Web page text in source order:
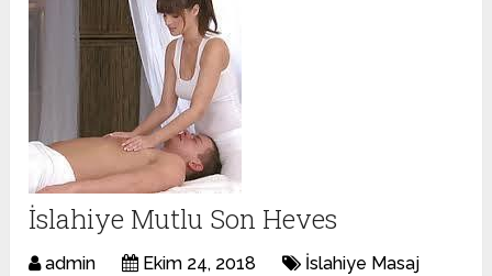
İslahiye Mutlu Son Heves
admin Ekim 24, 2018
İslahiye Masaj